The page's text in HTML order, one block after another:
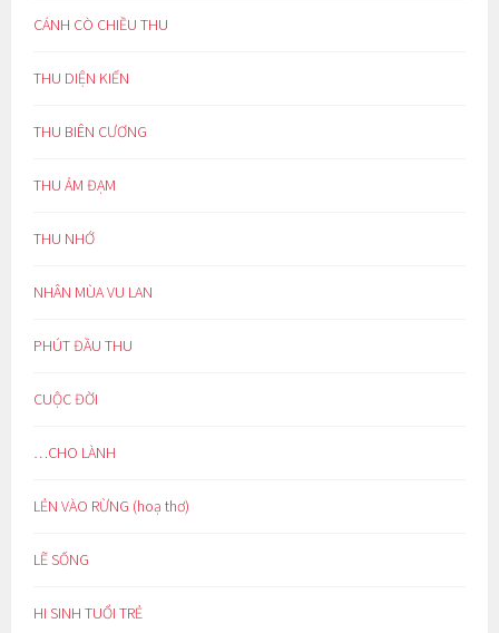
CÁNH CÒ CHIỀU THU
THU DIỆN KIẾN
THU BIÊN CƯƠNG
THU ẢM ĐẠM
THU NHỚ
NHÂN MÙA VU LAN
PHÚT ĐẦU THU
CUỘC ĐỜI
…CHO LÀNH
LẺN VÀO RỪNG (hoạ thơ)
LẼ SỐNG
HI SINH TUỔI TRẺ